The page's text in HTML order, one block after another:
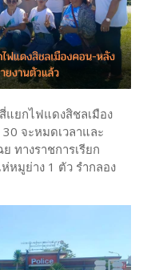
แยกไฟแดงสิชลเมือง
จะหมดเวลาและ
ทางราชการเรียก
หมูย่าง 1 ตัว รำกลอง